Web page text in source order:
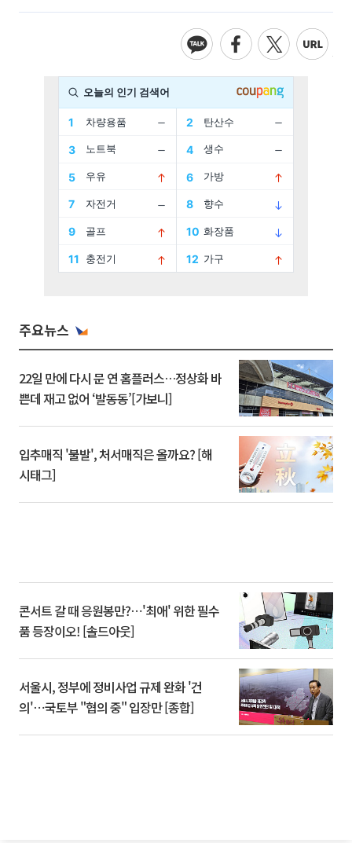
주요뉴스
22일 만에 다시 문 연 홈플러스…정상화 바
쁜데 재고 없어 ‘발동동’[가보니]
입추매직 '불발', 처서매직은 올까요? [해
시태그]
콘서트 갈 때 응원봉만?⋯'최애' 위한 필수
품 등장이오! [솔드아웃]
서울시, 정부에 정비사업 규제 완화 '건
의'⋯국토부 "협의 중" 입장만 [종합]